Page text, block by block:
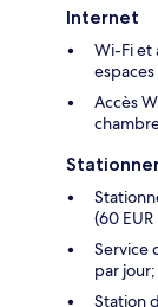
Internet
Wi-Fi et
Accès
(60
Service
par
Station